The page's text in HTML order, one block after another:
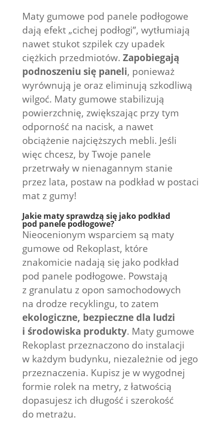
Maty gumowe pod panele podłogowe
dają efekt „cichej podłogi”, wytłumiają
nawet stukot szpilek czy upadek
ciężkich przedmiotów. Zapobiegają
podnoszeniu się paneli, ponieważ
wyrównują je oraz eliminują szkodliwą
wilgoć. Maty gumowe stabilizują
powierzchnię, zwiększając przy tym
odporność na nacisk, a nawet
obciążenie najcięższych mebli. Jeśli
więc chcesz, by Twoje panele
przetrwały w nienagannym stanie
przez lata, postaw na podkład w postaci
mat z gumy!
Jakie maty sprawdzą się jako podkład
pod panele podłogowe?
Nieocenionym wsparciem są maty
gumowe od Rekoplast, które
znakomicie nadają się jako podkład
pod panele podłogowe. Powstają
z granulatu z opon samochodowych
na drodze recyklingu, to zatem
ekologiczne, bezpieczne dla ludzi
i środowiska produkty. Maty gumowe
Rekoplast przeznaczono do instalacji
w każdym budynku, niezależnie od jego
przeznaczenia. Kupisz je w wygodnej
formie rolek na metry, z łatwością
dopasujesz ich długość i szerokość
do metrażu.